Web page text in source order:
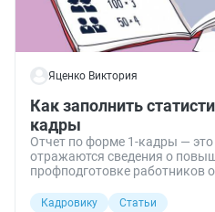
Яценко Виктория
Как заполнить
кадры
Отчет по форме 1-кадры —
отражаются сведения о
профподготовке работников
определенной группы.
Кадровику
Статьи